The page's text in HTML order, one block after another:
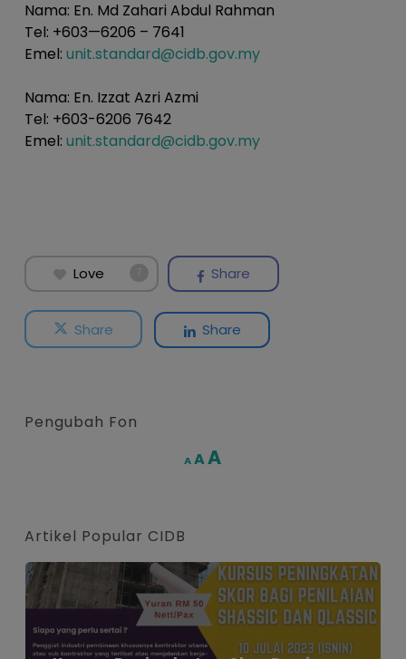
Nama: En. Md Zahari Abdul Rahman
Tel: +603—6206 – 7641
Emel: unit.standard@cidb.gov.my
Nama: En. Izzat Azri Azmi
Tel: +603-6206 7642
Emel: unit.standard@cidb.gov.my
Love 7 Share
Share Share
Pengubah Fon
A Decrease
AReset
AIncrease
Artikel Popular CIDB